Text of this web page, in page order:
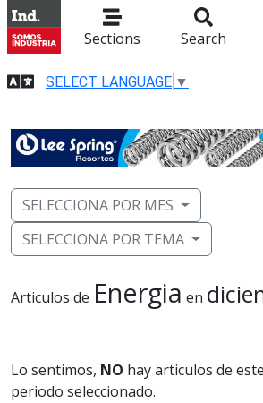
Sections Search
SELECT LANGUAGE ▼
SELECCIONA POR MES
SELECCIONA POR TEMA
Articulos de Energia en
Lo sentimos, NO hay articulos de
periodo seleccionado.